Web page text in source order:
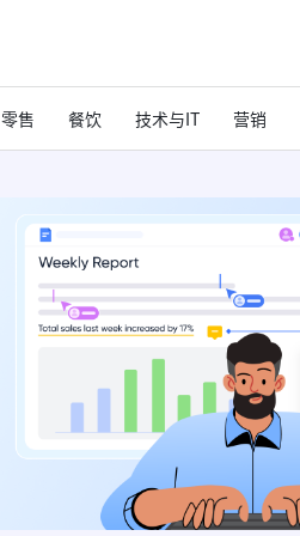
零售 餐饮 技术与IT 营销